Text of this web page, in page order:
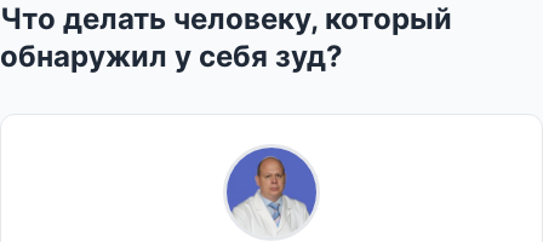
Что делать человеку, который
обнаружил у себя зуд?